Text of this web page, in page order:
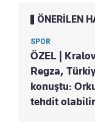
ÖNERİLEN
SPOR
ÖZEL |
Regza,
konuştu:
tehdit olabilir